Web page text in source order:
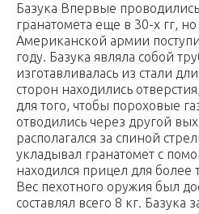
Базука Впервые
гранатомета еще в 30-х гг,
Американской армии
году. Базука являла собой
изготавливалась из стали
сторон находились
для того, чтобы пороховые
отводились через другой
располагался за спиной
укладывал гранатомет с
находился прицел для более
Вес пехотного оружия был
составлял всего 8 кг. Базука